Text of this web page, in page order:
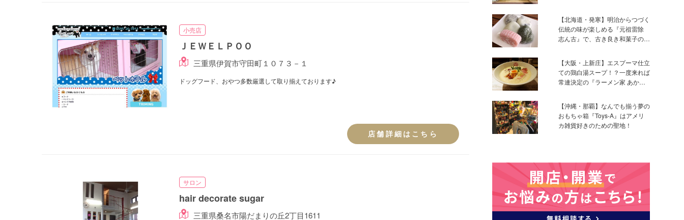
小売店
ＪＥＷＥＬＰＯＯ
三重県伊賀市守田町１０７３－１
ドッグフード、おやつ多数厳選して取り揃えております♪
店舗詳細はこちら
サロン
hair decorate sugar
三重県桑名市陽だまりの丘2丁目1611
【北海道・発寒】明治からつづく
伝統の味が楽しめる『元祖雷除
志ん古』で、古き良き和菓子の魅
【大阪・上新庄】エスプーマ仕立
ての鶏白湯スープ！？一度来れば
常連決定の『ラーメン家 あか
【沖縄・那覇】なんでも揃う夢の
おもちゃ箱『Toys-A』はアメリ
カ雑貨好きのための聖地！